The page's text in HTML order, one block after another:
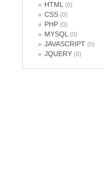
HTML (0)
CSS (0)
PHP (0)
MYSQL (0)
JAVASCRIPT (0)
JQUERY (0)